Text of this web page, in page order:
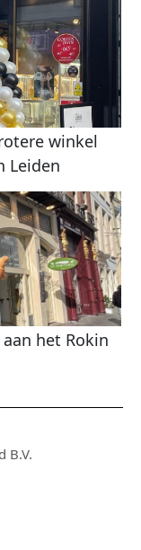
winkel
Leiden
het Rokin
B.V.